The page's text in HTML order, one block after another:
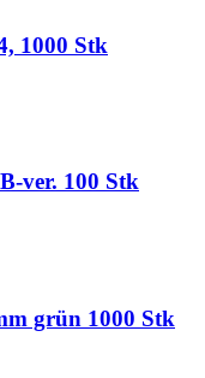
1000 Stk
ver. 100 Stk
grün 1000 Stk